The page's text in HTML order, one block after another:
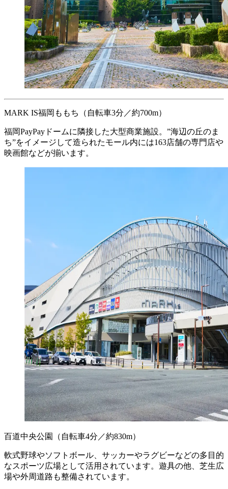
MARK IS福岡ももち （自転車3分／約700m）
福岡PayPayドームに隣接した大型商業施設。”海辺の丘のま
ち”をイメージして造られたモール内には163店舗の専門店や
映画館などが揃います。
百道中央公園 （自転車4分／約830m）
軟式野球やソフトボール、サッカーやラグビーなどの多目的
なスポーツ広場として活用されています。遊具の他、芝生広
場や外周道路も整備されています。